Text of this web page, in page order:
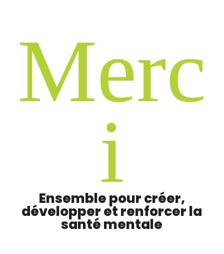
Merc
i
Ensemble pour créer,
développer et renforcer la
santé mentale